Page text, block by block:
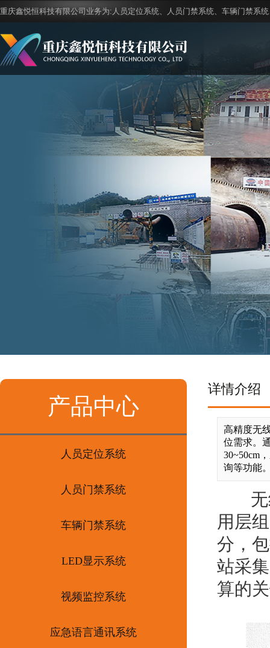
重庆鑫悦恒科技有限公司业务为:人员定位系统、人员门禁系统、车辆门禁系
产品中心
人员定位系统
人员门禁系统
车辆门禁系统
LED显示系统
视频监控系统
应急语言通讯系统
详情介绍
高精度无
位需求。
30~50cm
询等功能
无线
用层
分，
站采
算的